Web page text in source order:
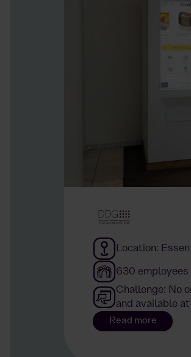
Location: Essen
630
Challenge: No
and available at
Read more